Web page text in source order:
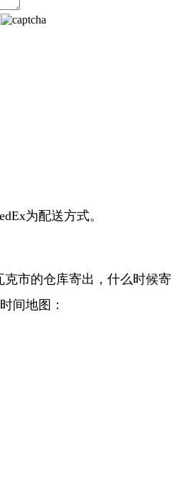
为配送方式。
市的仓库寄出，什么时候寄
间地图：